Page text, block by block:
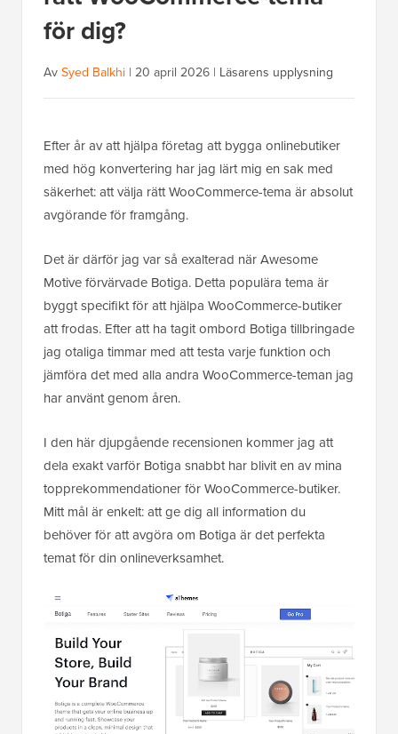
för dig?
AvSyed Balkhi | 20 april 2026 | Läsarens upplysning
Efter år av att hjälpa företag att bygga onlinebutiker
med hög konvertering har jag lärt mig en sak med
säkerhet: att välja rätt WooCommerce-tema är absolut
avgörande för framgång.
Det är därför jag var så exalterad när Awesome
Motive förvärvade Botiga. Detta populära tema är
byggt specifikt för att hjälpa WooCommerce-butiker
att frodas. Efter att ha tagit ombord Botiga tillbringade
jag otaliga timmar med att testa varje funktion och
jämföra det med alla andra WooCommerce-teman jag
har använt genom åren.
I den här djupgående recensionen kommer jag att
dela exakt varför Botiga snabbt har blivit en av mina
topprekommendationer för WooCommerce-butiker.
Mitt mål är enkelt: att ge dig all information du
behöver för att avgöra om Botiga är det perfekta
temat för din onlineverksamhet.